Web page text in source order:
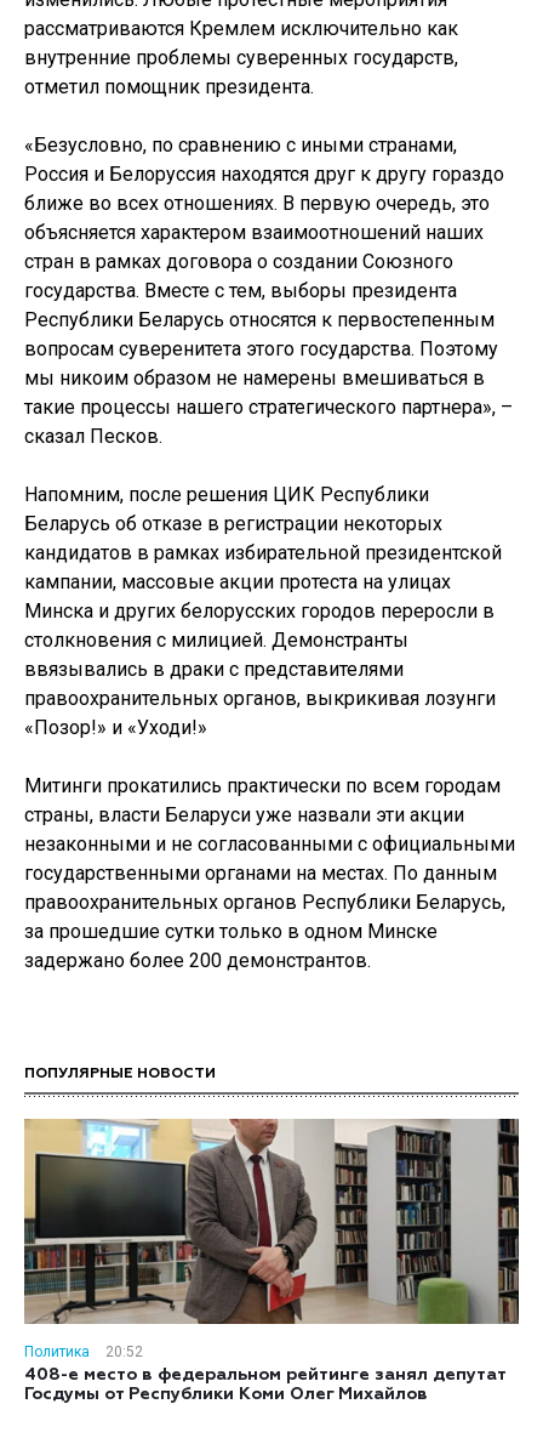
рассматриваются Кремлем исключительно как
внутренние проблемы суверенных государств,
отметил помощник президента.
«Безусловно, по сравнению с иными странами,
Россия и Белоруссия находятся друг к другу гораздо
ближе во всех отношениях. В первую очередь, это
объясняется характером взаимоотношений наших
стран в рамках договора о создании Союзного
государства. Вместе с тем, выборы президента
Республики Беларусь относятся к первостепенным
вопросам суверенитета этого государства. Поэтому
мы никоим образом не намерены вмешиваться в
такие процессы нашего стратегического партнера», –
сказал Песков.
Напомним, после решения ЦИК Республики
Беларусь об отказе в регистрации некоторых
кандидатов в рамках избирательной президентской
кампании, массовые акции протеста на улицах
Минска и других белорусских городов переросли в
столкновения с милицией. Демонстранты
ввязывались в драки с представителями
правоохранительных органов, выкрикивая лозунги
«Позор!» и «Уходи!»
Митинги прокатились практически по всем городам
страны, власти Беларуси уже назвали эти акции
незаконными и не согласованными с официальными
государственными органами на местах. По данным
правоохранительных органов Республики Беларусь,
за прошедшие сутки только в одном Минске
задержано более 200 демонстрантов.
ПОПУЛЯРНЫЕ НОВОСТИ
Политика
20:52
408-е место в федеральном рейтинге занял депутат
Госдумы от Республики Коми Олег Михайлов